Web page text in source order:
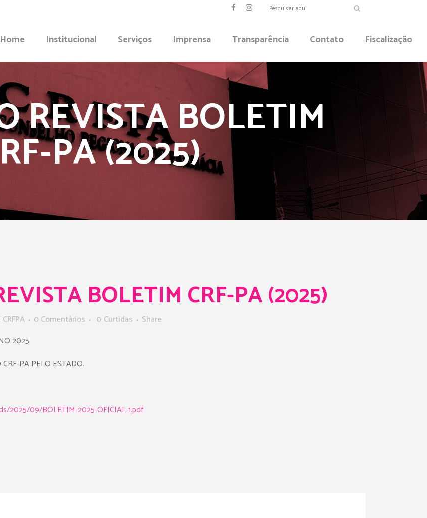
Home Institucional Serviços Imprensa Transparência Contato Fiscalização
REVISTA BOLETIM
PA (2025)
BOLETIM CRF-PA (2025)
0 Comentários 0 Curtidas
Share
2025.
PA PELO ESTADO.
2025/09/BOLETIM-2025-OFICIAL-1.pdf